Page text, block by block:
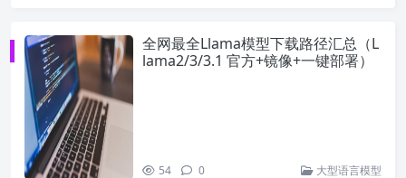
全网最全Llama模型下载路径汇总（L
lama2/3/3.1 官方+镜像+一键部署）
54 0 大型语言模型